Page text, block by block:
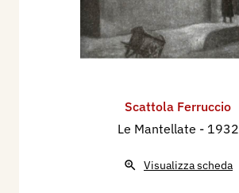
Scattola Ferruccio
Le Mantellate - 1932
Visualizza scheda